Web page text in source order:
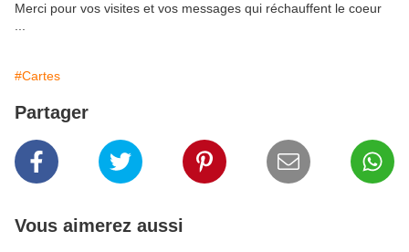
Merci pour vos visites et vos messages qui réchauffent le coeur
#Cartes
Partager
Vous aimerez aussi